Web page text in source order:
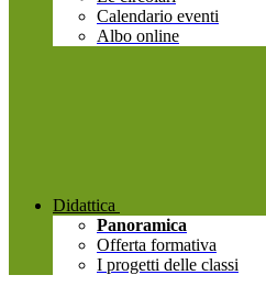
Calendario eventi
Albo online
Didattica
Panoramica
Offerta formativa
I progetti delle classi